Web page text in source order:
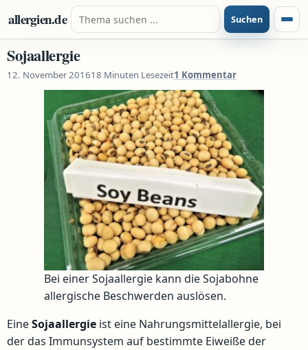
Zum Inhalt springen
allergien.de Suche nach: Suchen
Sojaallergie
12. November 201618 Minuten Lesezeit1 Kommentar
Bei einer Sojaallergie kann die Sojabohne
allergische Beschwerden auslösen.
EineSojaallergie ist eine Nahrungsmittelallergie, bei
der das Immunsystem auf bestimmte Eiweiße der